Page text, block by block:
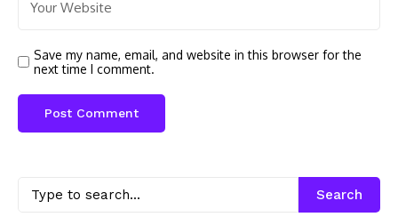
Save my name, email, and website in this browser for the
next time I comment.
Search